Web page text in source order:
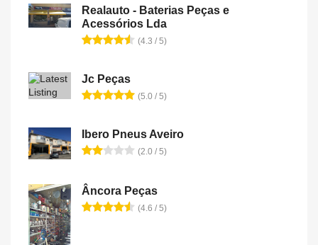
Realauto - Baterias Peças e
Acessórios Lda
(4.3 / 5)
Jc Peças
(5.0 / 5)
Ibero Pneus Aveiro
(2.0 / 5)
Âncora Peças
(4.6 / 5)